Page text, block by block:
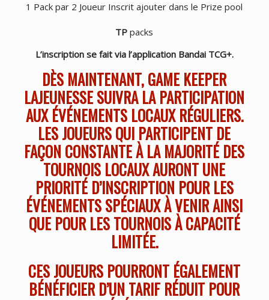
1 Pack par 2 Joueur Inscrit ajouter dans le Prize pool
TP packs
L’inscription se fait via l’application Bandai TCG+.
DÈS MAINTENANT, GAME KEEPER
LAJEUNESSE SUIVRA LA PARTICIPATION
AUX ÉVÉNEMENTS LOCAUX RÉGULIERS.
LES JOUEURS QUI PARTICIPENT DE
FAÇON CONSTANTE À LA MAJORITÉ DES
TOURNOIS LOCAUX AURONT UNE
PRIORITÉ D’INSCRIPTION POUR LES
ÉVÉNEMENTS SPÉCIAUX À VENIR AINSI
QUE POUR LES TOURNOIS À CAPACITÉ
LIMITÉE.
CES JOUEURS POURRONT ÉGALEMENT
BÉNÉFICIER D’UN TARIF RÉDUIT POUR